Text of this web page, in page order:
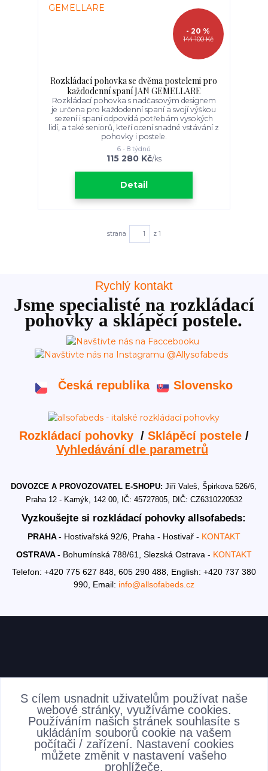
144 100 Kč
- 20 %
Rozkládací pohovka se dvěma postelemi pro
každodenní spaní JAN GEMELLARE
Rozkládací pohovka s nadčasovým designem
je určena pro každodenní spaní a svojí výškou
sezení i spaní odpovídá potřebám vysokých
lidí, a také seniorů, kteří ocení snadné vstávání z
pohovky i postele.
115 280 Kč/ks
6 - 8 týdnů
Detail
strana z 1
Rychlý kontakt
Jsme specialisté na rozkládací
pohovky a sklápěcí postele.
Česká republika Slovensko
Rozkládací pohovky / Sklápěcí postele/
Vyhledávání dle parametrů
DOVOZCE A PROVOZOVATEL E-SHOPU:Jiří Valeš, Špirkova 526/6,
Praha 12 - Kamýk, 142 00, IČ: 45727805, DIČ: CZ6310220532
Vyzkoušejte si rozkládací pohovky allsofabeds:
PRAHA - Hostivařská 92/6, Praha - Hostivař - KONTAKT
OSTRAVA - Bohumínská 788/61, Slezská Ostrava - KONTAKT
Telefon: +420 775 627 848, 605 290 488, English: +420 737 380
990, Email: info@allsofabeds.cz
AKTUALITY
S cílem usnadnit uživatelům používat naše
webové stránky, využíváme cookies.
Používáním našich stránek souhlasíte s
ukládáním souborů cookie na vašem
počítači / zařízení. Nastavení cookies
můžete změnit v nastavení vašeho
prohlížeče.